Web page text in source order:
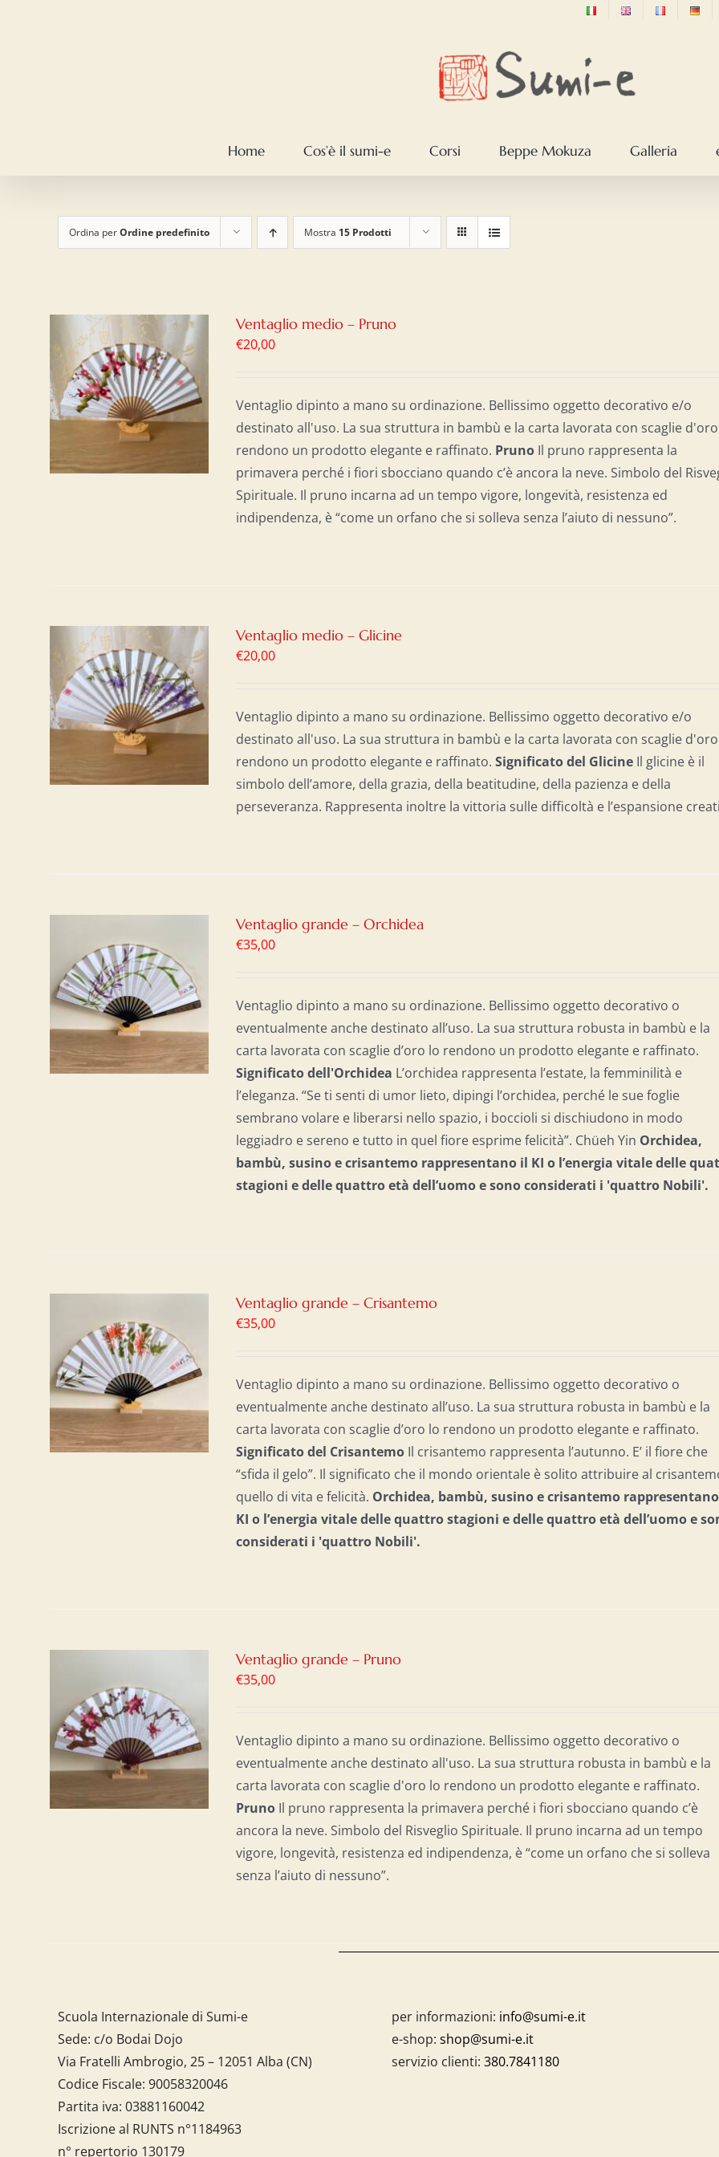
Home Cos’è il sumi-e Corsi Beppe Mokuza Galleria
Ordina perOrdine predefinito Mostra 15 Prodotti
Ventaglio medio – Pruno
€20,00
Ventaglio dipinto a mano su ordinazione. Bellissimo oggetto decorativo e/o
destinato all'uso. La sua struttura in bambù e la carta lavorata con scaglie
rendono un prodotto elegante e raffinato. Pruno Il pruno rappresenta la
primavera perché i fiori sbocciano quando c’è ancora la neve. Simbolo del
Spirituale. Il pruno incarna ad un tempo vigore, longevità, resistenza ed
indipendenza, è “come un orfano che si solleva senza l’aiuto di nessuno”.
Ventaglio medio – Glicine
€20,00
Ventaglio dipinto a mano su ordinazione. Bellissimo oggetto decorativo e/o
destinato all'uso. La sua struttura in bambù e la carta lavorata con scaglie
rendono un prodotto elegante e raffinato.Significato del Glicine Il glicine è il
simbolo dell’amore, della grazia, della beatitudine, della pazienza e della
perseveranza. Rappresenta inoltre la vittoria sulle difficoltà e l’espansione
Ventaglio grande – Orchidea
€35,00
Ventaglio dipinto a mano su ordinazione. Bellissimo oggetto decorativo o
eventualmente anche destinato all’uso. La sua struttura robusta in bambù e la
carta lavorata con scaglie d’oro lo rendono un prodotto elegante e raffinato.
Significato dell'Orchidea L’orchidea rappresenta l’estate, la femminilità e
l’eleganza. “Se ti senti di umor lieto, dipingi l’orchidea, perché le sue foglie
sembrano volare e liberarsi nello spazio, i boccioli si dischiudono in modo
leggiadro e sereno e tutto in quel fiore esprime felicità”. Chüeh Yin Orchidea,
bambù, susino e crisantemo rappresentano il KI o l’energia vitale delle
stagioni e delle quattro età dell’uomo esono considerati i 'quattro Nobili'.
Ventaglio grande – Crisantemo
€35,00
Ventaglio dipinto a mano su ordinazione. Bellissimo oggetto decorativo o
eventualmente anche destinato all’uso. La sua struttura robusta in bambù e la
carta lavorata con scaglie d’oro lo rendono un prodotto elegante e raffinato.
Significato del Crisantemo Il crisantemo rappresenta l’autunno. E’ il fiore che
“sfida il gelo”. Il significato che il mondo orientale è solito attribuire al
quello di vita e felicità. Orchidea, bambù, susino e crisantemo
KI o l’energia vitale delle quattro stagioni e delle quattro età dell’uomo e
considerati i 'quattro Nobili'.
Ventaglio grande – Pruno
€35,00
Ventaglio dipinto a mano su ordinazione. Bellissimo oggetto decorativo o
eventualmente anche destinato all'uso. La sua struttura robusta in bambù e la
carta lavorata con scaglie d'oro lo rendono un prodotto elegante e raffinato.
Pruno Il pruno rappresenta la primavera perché i fiori sbocciano quando c’è
ancora la neve. Simbolo del Risveglio Spirituale. Il pruno incarna ad un tempo
vigore, longevità, resistenza ed indipendenza, è “come un orfano che si solleva
senza l’aiuto di nessuno”.
Scuola Internazionale di Sumi-e
Sede: c/o Bodai Dojo
Via Fratelli Ambrogio, 25 – 12051 Alba (CN)
Codice Fiscale: 90058320046
Partita iva: 03881160042
Iscrizione al RUNTS n°1184963
n° repertorio 130179
per informazioni: info@sumi-e.it
e-shop: shop@sumi-e.it
servizio clienti: 380.7841180